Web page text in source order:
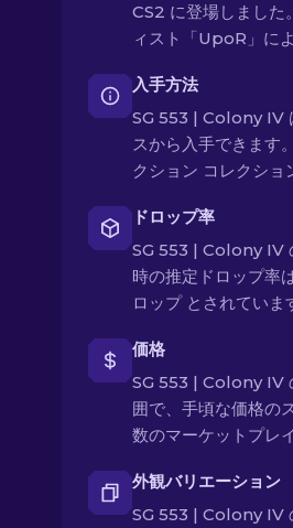
CS2 に登場しました
ィスト「UpoR」に
入手方法
SG 553 | Colony IV
スから入手できます
クション コレクショ
ドロップ率
SG 553 | Colony IV
時の推定ドロップ率
ロップ とされていま
価格
SG 553 | Colony IV
囲で、手頃な価格の
数のマーケットプレ
外観バリエーション
SG 553 | Colony IV